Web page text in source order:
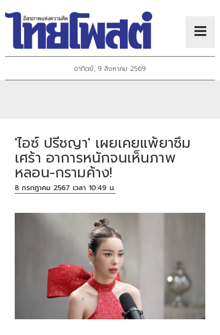
อาทิตย์, 9 สิงหาคม 2569
'ไอซ์ ปรีชญา' เผยเคยแพ้ยาซึม
เศร้า อาการหนักจนเห็นภาพ
หลอน-กรามค้าง!
8 กรกฎาคม 2567 เวลา 10:49 น.